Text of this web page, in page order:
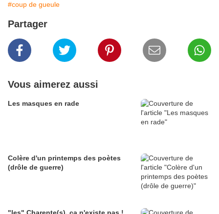
#coup de gueule
Partager
Vous aimerez aussi
Les masques en rade
Colère d'un printemps des poètes
(drôle de guerre)